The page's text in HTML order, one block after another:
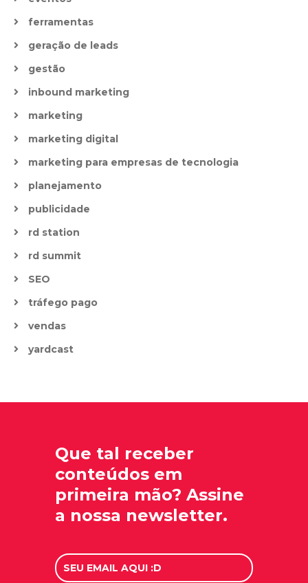
ferramentas
geração de leads
gestão
inbound marketing
marketing
marketing digital
marketing para empresas de tecnologia
planejamento
publicidade
rd station
rd summit
SEO
tráfego pago
vendas
yardcast
Que tal receber
conteúdos em
primeira mão? Assine
a nossa newsletter.